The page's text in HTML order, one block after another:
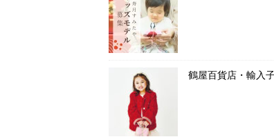
鶴屋百貨店・輸入